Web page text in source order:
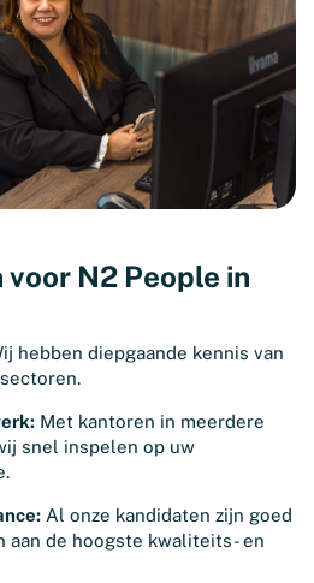
N2 People in
hebben diepgaande kennis van
Met kantoren in meerdere
snel inspelen op uw
Al onze kandidaten zijn goed
aan de hoogste kwaliteits- en